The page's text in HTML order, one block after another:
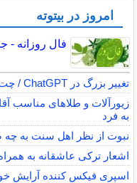
امروز در بیتوته
فال روزانه - جمعه 16
تغییر بزرگ در ChatGPT / چت متنی نامحدود و رایگان
زیورآلات و طلاهای مناسب
به فرد
نبوت از نظر اهل سنت به
اشعار ترکی عاشقانه به
اسپری فیکس کننده آرایش